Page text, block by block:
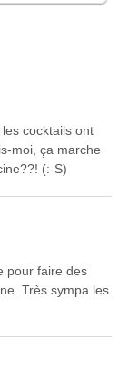
cocktails ont
moi, ça marche
(:-S)
pour faire des
Très sympa les